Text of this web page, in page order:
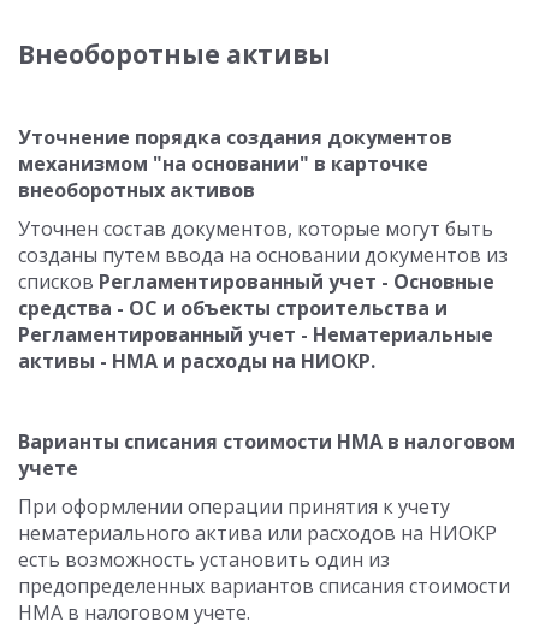
Внеоборотные активы
Уточнение порядка создания документов
механизмом "на основании" в карточке
внеоборотных активов
Уточнен состав документов, которые могут быть
созданы путем ввода на основании документов из
списков Регламентированный учет - Основные
средства - ОС и объекты строительства и
Регламентированный учет - Нематериальные
активы - НМА и расходы на НИОКР.
Варианты списания стоимости НМА в налоговом
учете
При оформлении операции принятия к учету
нематериального актива или расходов на НИОКР
есть возможность установить один из
предопределенных вариантов списания стоимости
НМА в налоговом учете.